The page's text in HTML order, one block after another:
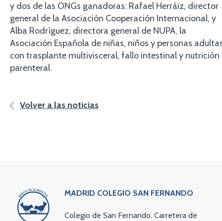
y dos de las ONGs ganadoras: Rafael Herráiz, director
general de la Asociación Cooperación Internacional, y
Alba Rodríguez, directora general de NUPA, la
Asociación Española de niñas, niños y personas
con trasplante multivisceral, fallo intestinal y nutrición
parenteral.
Volver a las noticias
MADRID COLEGIO SAN FERNANDO
Colegio de San Fernando. Carretera de